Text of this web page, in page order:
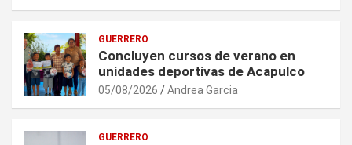
GUERRERO
Concluyen cursos de verano en
unidades deportivas de Acapulco
05/08/2026 Andrea Garcia
GUERRERO